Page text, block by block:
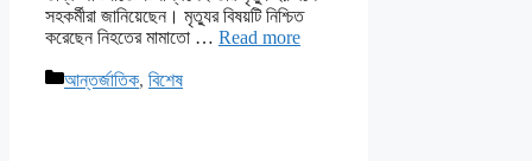
সহকর্মীরা জানিয়েছেন। মৃত্যুর বিষয়টি নিশ্চিত
করেছেন নিহতের মামাতো … Read more
Categories
আন্তর্জাতিক, বিশেষ